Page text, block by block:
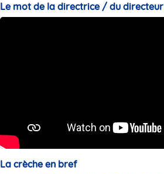
Le mot de la directrice / du directeur
La crèche en bref